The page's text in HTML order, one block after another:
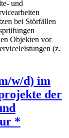
und
bei Störfällen
Objekten vor
(z.
w/d) im
der
*